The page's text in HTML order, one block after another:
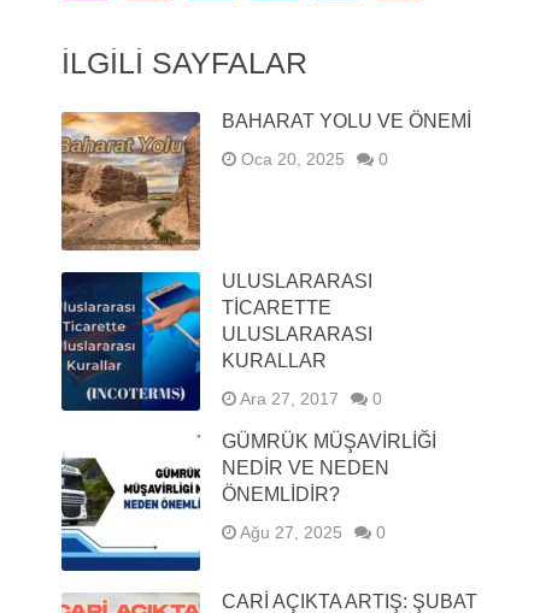
İLGILI SAYFALAR
BAHARAT YOLU VE ÖNEMI
Oca 20, 2025 0
ULUSLARARASI
TİCARETTE
ULUSLARARASI
KURALLAR
Ara 27, 2017 0
GÜMRÜK MÜŞAVIRLIĞI
NEDIR VE NEDEN
ÖNEMLIDIR?
Ağu 27, 2025 0
CARI AÇIKTA ARTIŞ: ŞUBAT